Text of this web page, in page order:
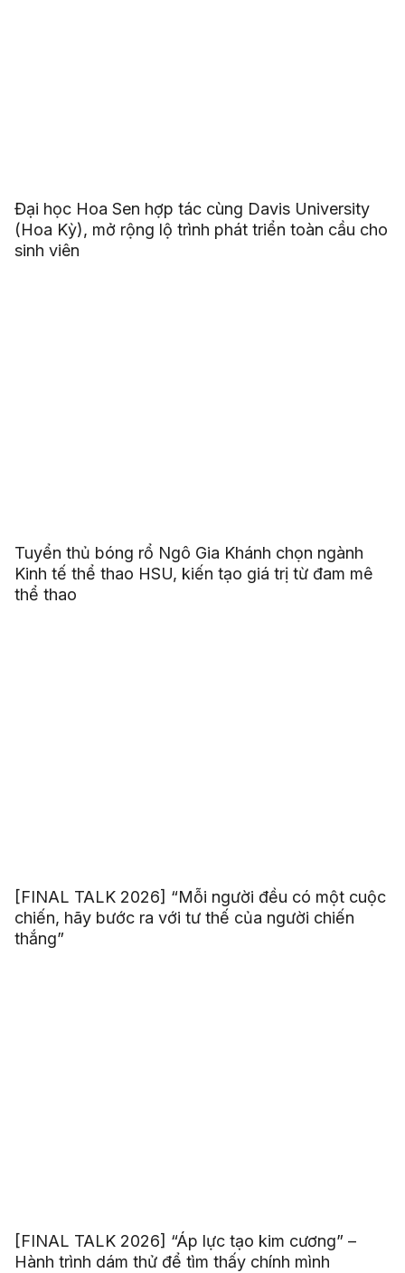
Đại học Hoa Sen hợp tác cùng Davis University
(Hoa Kỳ), mở rộng lộ trình phát triển toàn cầu cho
sinh viên
Tuyển thủ bóng rổ Ngô Gia Khánh chọn ngành
Kinh tế thể thao HSU, kiến tạo giá trị từ đam mê
thể thao
[FINAL TALK 2026] “Mỗi người đều có một cuộc
chiến, hãy bước ra với tư thế của người chiến
thắng”
[FINAL TALK 2026] “Áp lực tạo kim cương” –
Hành trình dám thử để tìm thấy chính mình